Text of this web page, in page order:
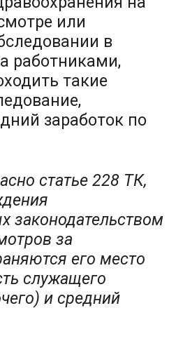
или
в
работниками,
такие
заработок по
статье 228 ТК,
законодательством
за
его место
служащего
и средний